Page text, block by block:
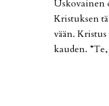
Us­ko­vai­nen
Kris­tuk­sen
vään.
kau­den.